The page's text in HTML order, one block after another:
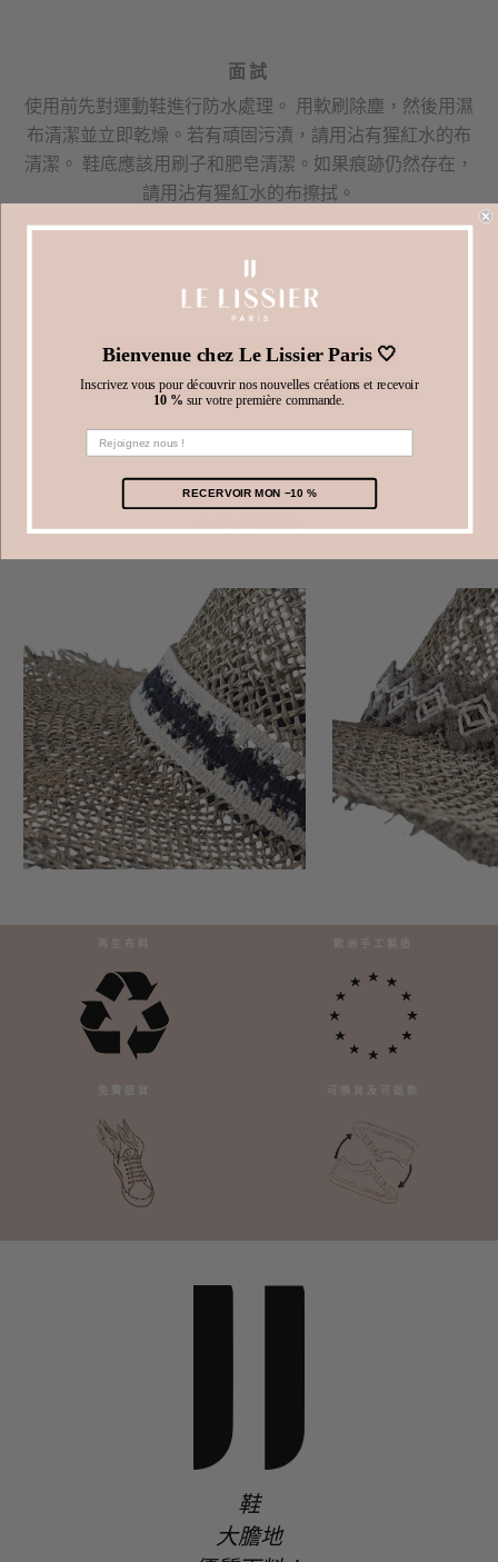
面試
使用前先對運動鞋進行防水處理。 用軟刷除塵，然後用濕
布清潔並立即乾燥。若有頑固污漬，請用沾有猩紅水的布
清潔。 鞋底應該用刷子和肥皂清潔。如果痕跡仍然存在，
請用沾有猩紅水的布擦拭。
Le Lissier 提供送貨上門服務、到中轉點或郵局的服務，
如果尺寸不合腳，還可以為您提供運動鞋退貨服務。您有
提示和尺寸
間，請選擇較大的尺寸。
你也會喜歡
再生布料 歐洲手工製造
免費退貨 可換貨及可退款
鞋
大膽地
Bienvenue chez Le Lissier Paris 🤍
Inscrivez vous pour découvrir nos nouvelles créations et recevoir
10 % sur votre première commande.
RECERVOIR MON −10 %